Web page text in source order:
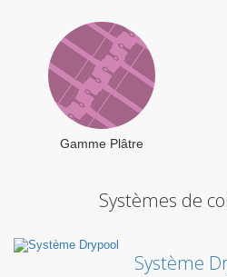
Gamme Plâtre
Systèmes de
Système